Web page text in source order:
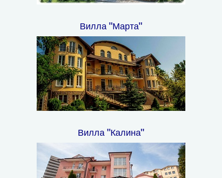
Вилла "Марта"
Вилла "Калина"